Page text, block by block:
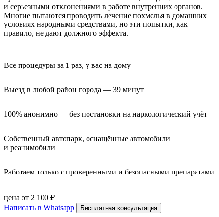
и серьезными отклонениями в работе внутренних органов.
Многие пытаются проводить лечение похмелья в домашних
условиях народными средствами, но эти попытки, как
правило, не дают должного эффекта.
Все процедуры за 1 раз, у вас на дому
Выезд в любой район города — 39 минут
100% анонимно — без постановки на наркологический учёт
Собственный автопарк, оснащённые автомобили
и реанимобили
Работаем только с проверенными и безопасными препаратами
цена от 2 100 ₽
Написать в Whatsapp
Бесплатная консультация